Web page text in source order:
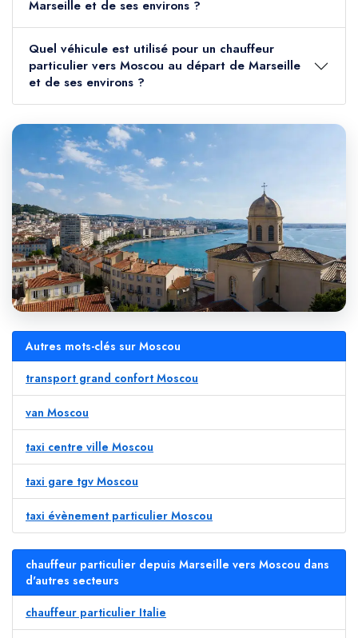
Marseille et de ses environs ?
Quel véhicule est utilisé pour un chauffeur
particulier vers Moscou au départ de Marseille
et de ses environs ?
Autres mots-clés sur Moscou
transport grand confort Moscou
van Moscou
taxi centre ville Moscou
taxi gare tgv Moscou
taxi évènement particulier Moscou
chauffeur particulier depuis Marseille vers Moscou dans
d'autres secteurs
chauffeur particulier Italie